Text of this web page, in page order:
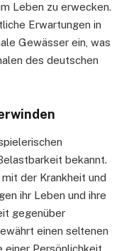
Leben zu erwecken.
Erwartungen in
Gewässer ein, was
des deutschen
bekannt.
der Krankheit und
ihr Leben und ihre
gegenüber
einen seltenen